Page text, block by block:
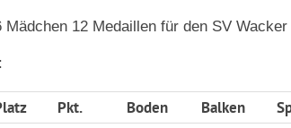
12 Medaillen für den SV
Pkt. Boden Balken